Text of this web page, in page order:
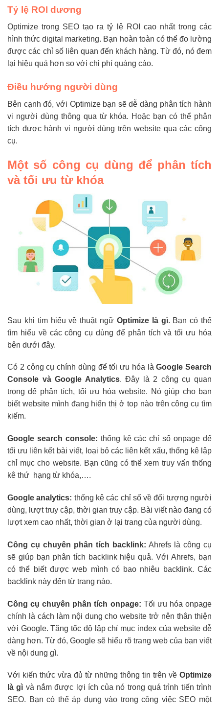
Tỷ lệ ROI dương
Optimize trong SEO tạo ra tỷ lệ ROI cao nhất trong các
hình thức digital marketing. Bạn hoàn toàn có thể đo lường
được các chỉ số liên quan đến khách hàng. Từ đó, nó đem
lại hiệu quả hơn so với chi phí quảng cáo.
Điều hướng người dùng
Bên cạnh đó, với Optimize bạn sẽ dễ dàng phân tích hành
vi người dùng thông qua từ khóa. Hoặc bạn có thể phân
tích được hành vi người dùng trên website qua các công
cụ.
Một số công cụ dùng để phân tích
và tối ưu từ khóa
Sau khi tìm hiểu về thuật ngữ Optimize là gì. Bạn có thể
tìm hiểu về các công cụ dùng để phân tích và tối ưu hóa
bên dưới đây.
Có 2 công cụ chính dùng để tối ưu hóa làGoogle Search
Console và Google Analytics. Đây là 2 công cụ quan
trọng để phân tích, tối ưu hóa website. Nó giúp cho bạn
biết website mình đang hiển thị ở top nào trên công cụ tìm
kiếm.
Google search console: thống kê các chỉ số onpage để
tối ưu liên kết bài viết, loại bỏ các liên kết xấu, thống kê lập
chỉ mục cho website. Bạn cũng có thể xem truy vấn thống
kê thứ hạng từ khóa,….
Google analytics: thống kê các chỉ số về đối tượng người
dùng, lượt truy cập, thời gian truy cập. Bài viết nào đang có
lượt xem cao nhất, thời gian ở lại trang của người dùng.
Công cụ chuyên phân tích backlink: Ahrefs là công cụ
sẽ giúp bạn phân tích backlink hiệu quả. Với Ahrefs, bạn
có thể biết được web mình có bao nhiêu backlink. Các
backlink này đến từ trang nào.
Công cụ chuyên phân tích onpage: Tối ưu hóa onpage
chính là cách làm nội dung cho website trở nên thân thiện
với Google. Tăng tốc độ lập chỉ mục index của website dễ
dàng hơn. Từ đó, Google sẽ hiểu rõ trang web của bạn viết
về nội dung gì.
Với kiến thức vừa đủ từ những thông tin trên về Optimize
là gì và nắm được lợi ích của nó trong quá trình tiến trình
SEO. Bạn có thể áp dụng vào trong công việc SEO một